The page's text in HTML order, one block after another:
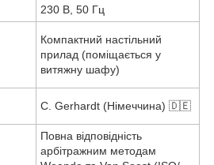
230 В, 50 Гц
Компактний настільний
прилад (поміщається у
витяжну шафу)
C. Gerhardt (Німеччина) 🇩🇪
Повна відповідність
арбітражним методам